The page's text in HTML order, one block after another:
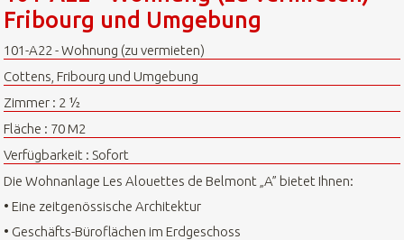
Fribourg und Umgebung
101-A22 - Wohnung (zu vermieten)
Cottens, Fribourg und Umgebung
Zimmer : 2 ½
Fläche : 70 M2
Verfügbarkeit : Sofort
Die Wohnanlage Les Alouettes de Belmont „A” bietet Ihnen:
• Eine zeitgenössische Architektur
• Geschäfts-Büroflächen im Erdgeschoss